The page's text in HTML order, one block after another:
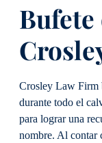
Bufete
Crosley Law Firm
durante todo el
para lograr una
nombre. Al contar